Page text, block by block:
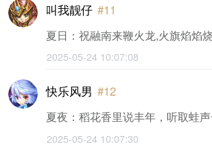
叫我靓仔 #11
夏日：祝融南来鞭火龙,火旗焰焰
2025-05-24 10:07:08
快乐风男 #12
夏夜：稻花香里说丰年，听取蛙
2025-05-24 10:07:30